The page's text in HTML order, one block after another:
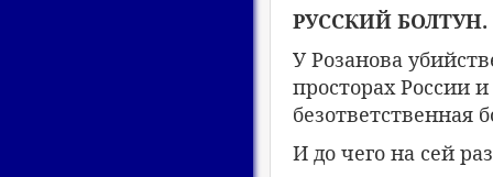
РУССКИЙ БОЛТУН.
У Розанова
просторах России
безответственная
И до чего на сей